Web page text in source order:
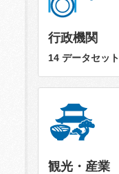
行政機関
14 データセット
観光・産業